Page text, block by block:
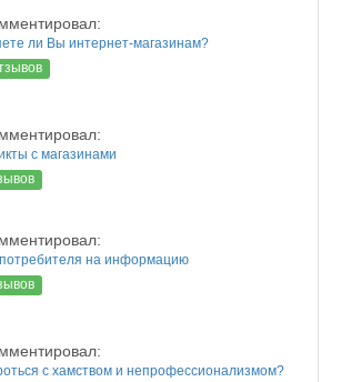
ли Вы интернет-магазинам?
с магазинами
на информацию
с хамством и непрофессионализмом?